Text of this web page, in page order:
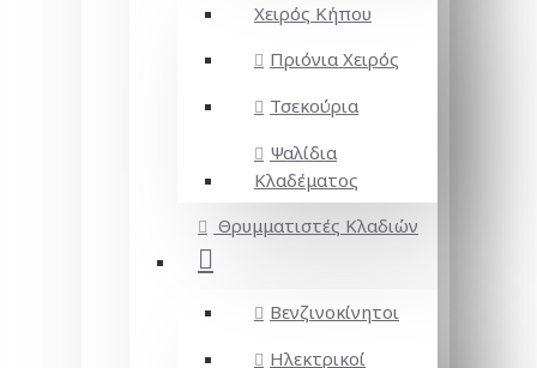
Χειρός Κήπου
Πριόνια Χειρός
Τσεκούρια
Ψαλίδια
Κλαδέματος
Θρυμματιστές Κλαδιών
Βενζινοκίνητοι
Ηλεκτρικοί